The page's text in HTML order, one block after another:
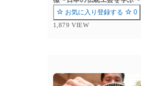
お気に入り登録する
0
1,879 VIEW